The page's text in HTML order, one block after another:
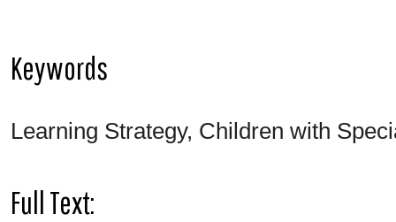
Keywords
Learning Strategy, Children with
Full Text: